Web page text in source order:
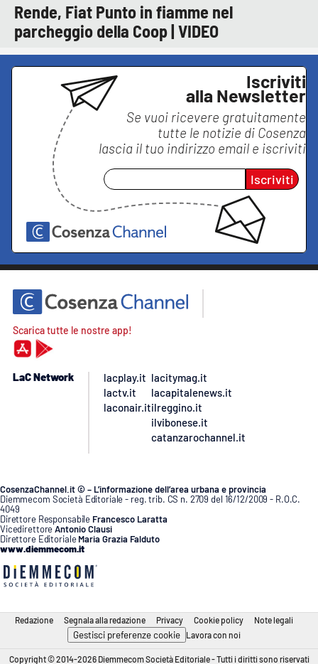
Rende, Fiat Punto in fiamme nel
parcheggio della Coop | VIDEO
Iscriviti
alla Newsletter
Se vuoi ricevere gratuitamente
tutte le notizie di Cosenza
lascia il tuo indirizzo email e iscriviti
Iscriviti
Scarica tutte le nostre app!
LaC Network
lacplay.it
lactv.it
laconair.it
lacitymag.it
lacapitalenews.it
ilreggino.it
ilvibonese.it
catanzarochannel.it
CosenzaChannel.it © – L’informazione dell’area urbana e provincia
Diemmecom Società Editoriale - reg. trib. CS n. 2709 del 16/12/2009 - R.O.C.
4049
Direttore Responsabile Francesco Laratta
VicedirettoreAntonio Clausi
Direttore Editoriale Maria Grazia Falduto
www.diemmecom.it
Redazione Segnala alla redazione Privacy Cookie policy Note legali
Gestisci preferenze cookie Lavora con noi
Copyright © 2014-2026 Diemmecom Società Editoriale - Tutti i diritti sono riservati